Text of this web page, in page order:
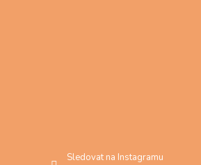
Sledovat na Instagramu